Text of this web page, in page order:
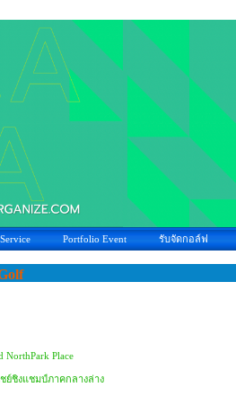
Portfolio Event รับจัดกอล์ฟ
NorthPark Place
ย์ชิงแชมป์ภาคกลางล่าง